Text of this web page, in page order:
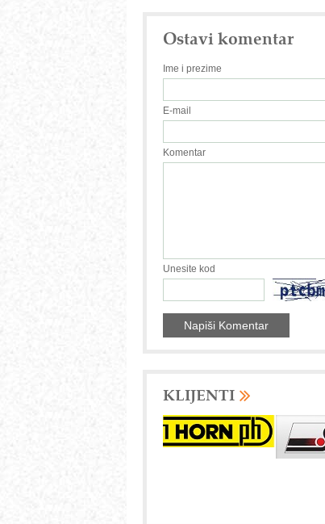
Ostavi komentar
Ime i prezime
E-mail
Komentar
Unesite kod
KLIJENTI